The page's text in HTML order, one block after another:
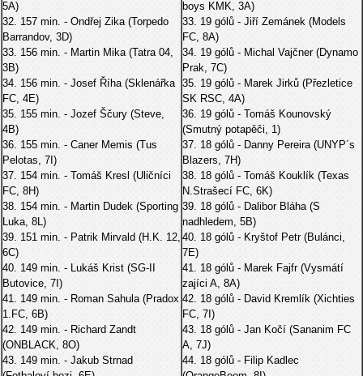
5A)
32. 157 min. - Ondřej Zika (Torpedo
Barrandov, 3D)
33. 156 min. - Martin Mika (Tatra 04,
3B)
34. 156 min. - Josef Říha (Sklenářka
FC, 4E)
35. 155 min. - Jozef Ščury (Steve,
4B)
36. 155 min. - Caner Memis (Tus
Pelotas, 7I)
37. 154 min. - Tomáš Kresl (Uličníci
FC, 8H)
38. 154 min. - Martin Dudek (Sporting
Luka, 8L)
39. 151 min. - Patrik Mirvald (H.K. 12,
6C)
40. 149 min. - Lukáš Krist (SG-II
Butovice, 7I)
41. 149 min. - Roman Sahula (Pradox
1.FC, 6B)
42. 149 min. - Richard Zandt
(ONBLACK, 8O)
43. 149 min. - Jakub Strnad
boys KMK, 3A)
33. 19 gólů - Jiří Zemánek (Models
FC, 8A)
34. 19 gólů - Michal Vajčner (Dynamo
Prak, 7C)
35. 19 gólů - Marek Jirků (Přezletice
SK RSC, 4A)
36. 19 gólů - Tomáš Kounovský
(Smutný potapěči, 1)
37. 18 gólů - Danny Pereira (UNYP´s
Blazers, 7H)
38. 18 gólů - Tomáš Kouklík (Texas
N.Strašecí FC, 6K)
39. 18 gólů - Dalibor Bláha (S
nadhledem, 5B)
40. 18 gólů - Kryštof Petr (Bulánci,
7E)
41. 18 gólů - Marek Fajfr (Vysmátí
zajíci A, 8A)
42. 18 gólů - David Kremlík (Xichties
FC, 7I)
43. 18 gólů - Jan Kočí (Sananim FC
A, 7J)
44. 18 gólů - Filip Kadlec